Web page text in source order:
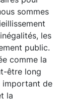
sommes
les
public.
comme la
être long
important de
la